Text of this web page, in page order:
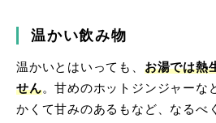
温かい飲み物
温かいとはいっても、 お湯では熱
せん。甘めのホットジンジャーな
かくて甘みのあるもなど、なるべ